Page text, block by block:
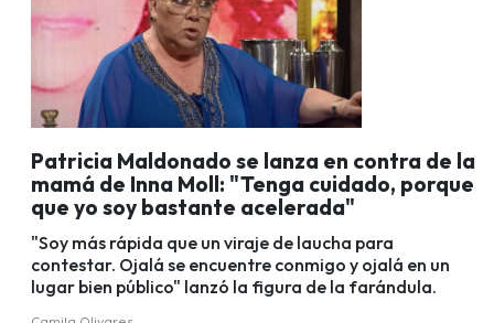
Patricia Maldonado se lanza en contra de la
mamá de Inna Moll: "Tenga cuidado, porque
que yo soy bastante acelerada"
"Soy más rápida que un viraje de laucha para
contestar. Ojalá se encuentre conmigo y ojalá en un
lugar bien público" lanzó la figura de la farándula.